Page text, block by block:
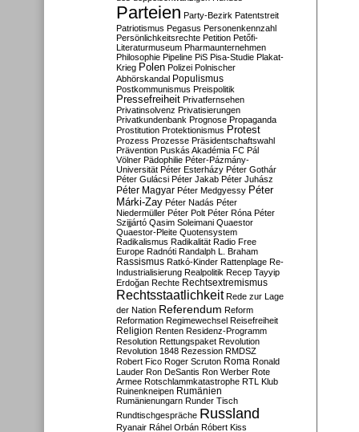
Parteien Party-Bezirk Patentstreit
Patriotismus Pegasus Personenkennzahl
Persönlichkeitsrechte Petition Petőfi-
Literaturmuseum Pharmaunternehmen
Philosophie Pipeline PiS Pisa-Studie Plakat-
Krieg Polen Polizei Polnischer
Abhörskandal Populismus
Postkommunismus Preispolitik
Pressefreiheit Privatfernsehen
Privatinsolvenz Privatisierungen
Privatkundenbank Prognose Propaganda
Prostitution Protektionismus Protest
Prozess Prozesse Präsidentschaftswahl
Prävention Puskás Akadémia FC Pál
Völner Pädophilie Péter-Pázmány-
Universität Péter Esterházy Péter Gothár
Péter Gulácsi Péter Jakab Péter Juhász
Péter Magyar Péter Medgyessy Péter
Márki-Zay Péter Nadás Péter
Niedermüller Péter Polt Péter Róna Péter
Szijjártó Qasim Soleimani Quaestor
Quaestor-Pleite Quotensystem
Radikalismus Radikalität Radio Free
Europe Radnóti Randalph L. Braham
Rassismus Ratkó-Kinder Rattenplage Re-
Industrialisierung Realpolitik Recep Tayyip
Erdoğan Rechte Rechtsextremismus
Rechtsstaatlichkeit Rede zur Lage
der Nation Referendum Reform
Reformation Regimewechsel Reisefreiheit
Religion Renten Residenz-Programm
Resolution Rettungspaket Revolution
Revolution 1848 Rezession RMDSZ
Robert Fico Roger Scruton Roma Ronald
Lauder Ron DeSantis Ron Werber Rote
Armee Rotschlammkatastrophe RTL Klub
Ruinenkneipen Rumänien
Rumänienungarn Runder Tisch
Rundtischgespräche Russland
Ryanair Ráhel Orbán Róbert Kiss